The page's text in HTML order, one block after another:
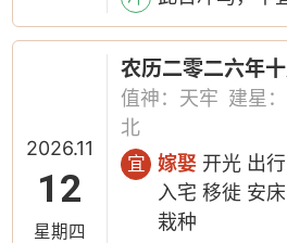
2026.11
12
星期四
农历二零二六年
值神：天牢 建星
北
宜 嫁娶 开光 出
入宅 移徙 安
栽种